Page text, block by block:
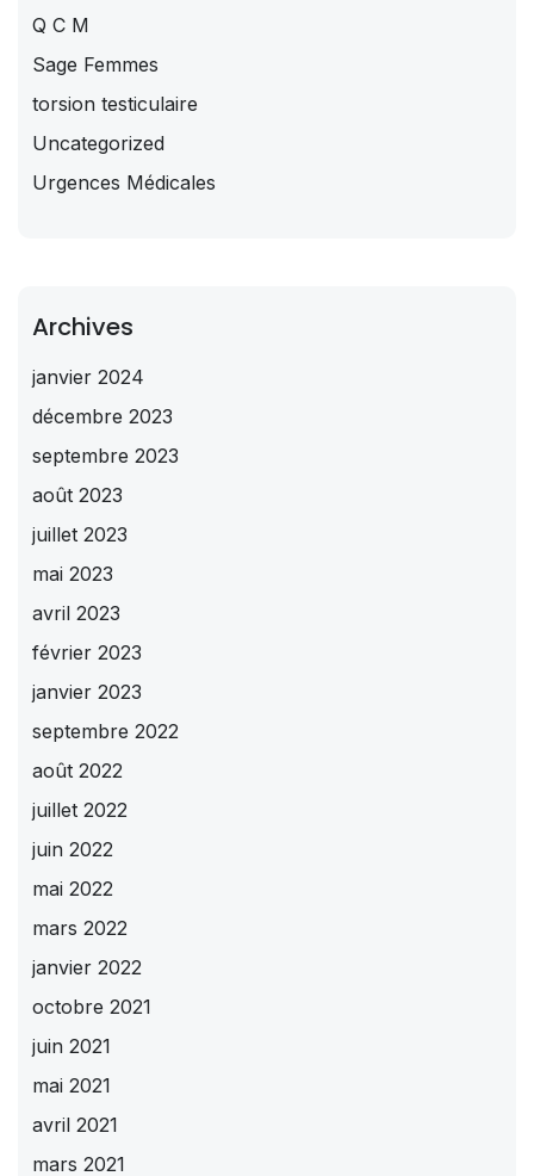
Q C M
Sage Femmes
torsion testiculaire
Uncategorized
Urgences Médicales
Archives
janvier 2024
décembre 2023
septembre 2023
août 2023
juillet 2023
mai 2023
avril 2023
février 2023
janvier 2023
septembre 2022
août 2022
juillet 2022
juin 2022
mai 2022
mars 2022
janvier 2022
octobre 2021
juin 2021
mai 2021
avril 2021
mars 2021